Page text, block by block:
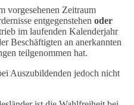
vorgesehenen Zeitraum
entgegenstehen oder
im laufenden Kalenderjahr
Beschäftigten an anerkannten
teilgenommen hat.
Auszubildenden jedoch nicht